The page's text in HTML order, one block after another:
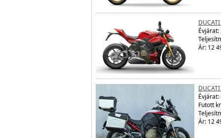
DUCATI
Évjárat:
Ár: 12
Évjárat:
Futott
Ár: 12